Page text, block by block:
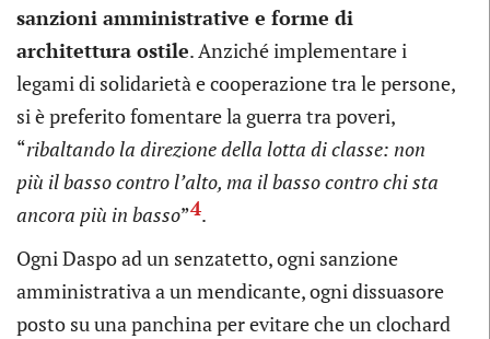
sanzioni amministrative e forme di
architettura ostile. Anziché implementare i
legami di solidarietà e cooperazione tra le persone,
si è preferito fomentare la guerra tra poveri,
“ribaltando la direzione della lotta di classe: non
più il basso contro l’alto, ma il basso contro chi sta
ancora più in basso”4.
Ogni Daspo ad un senzatetto, ogni sanzione
amministrativa a un mendicante, ogni dissuasore
posto su una panchina per evitare che un clochard